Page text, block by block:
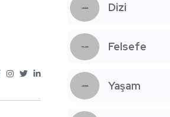
Dizi
Felsefe
Yaşam